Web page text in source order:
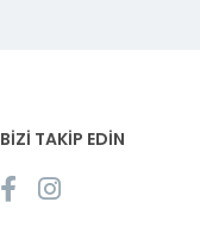
BİZİ TAKİP EDİN